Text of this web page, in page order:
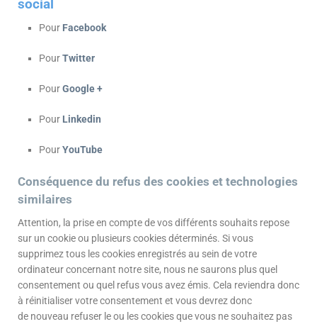
social
Pour Facebook
PourTwitter
PourGoogle +
Pour Linkedin
PourYouTube
Conséquence du refus des cookies et technologies
similaires
Attention, la prise en compte de vos différents souhaits repose
sur un cookie ou plusieurs cookies déterminés. Si vous
supprimez tous les cookies enregistrés au sein de votre
ordinateur concernant notre site, nous ne saurons plus quel
consentement ou quel refus vous avez émis. Cela reviendra donc
à réinitialiser votre consentement et vous devrez donc
de nouveau refuser le ou les cookies que vous ne souhaitez pas